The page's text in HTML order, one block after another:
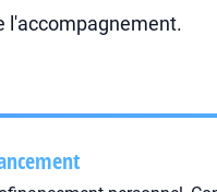
l'accompagnement.